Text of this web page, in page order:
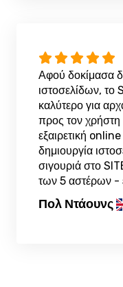
Αφού δοκίμασα
ιστοσελίδων, το
καλύτερο για
προς τον χρήστη
εξαιρετική
δημιουργία
σιγουριά στο
των 5 αστέρων -
Πολ Ντάουνς